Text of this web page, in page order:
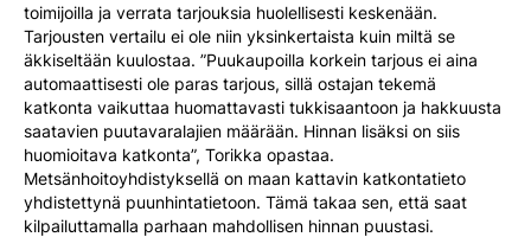
toimijoilla ja verrata tarjouksia huolellisesti keskenään.
Tarjousten vertailu ei ole niin yksinkertaista kuin miltä se
äkkiseltään kuulostaa. ”Puukaupoilla korkein tarjous ei aina
automaattisesti ole paras tarjous, sillä ostajan tekemä
katkonta vaikuttaa huomattavasti tukkisaantoon ja hakkuusta
saatavien puutavaralajien määrään. Hinnan lisäksi on siis
huomioitava katkonta”, Torikka opastaa.
Metsänhoitoyhdistyksellä on maan kattavin katkontatieto
yhdistettynä puunhintatietoon. Tämä takaa sen, että saat
kilpailuttamalla parhaan mahdollisen hinnan puustasi.